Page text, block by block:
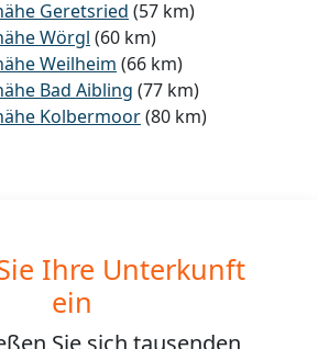
Geretsried (57 km)
Wörgl (60 km)
Weilheim (66 km)
Bad Aibling (77 km)
Kolbermoor(80 km)
Ihre Unterkunft
ein
Sie sich tausenden